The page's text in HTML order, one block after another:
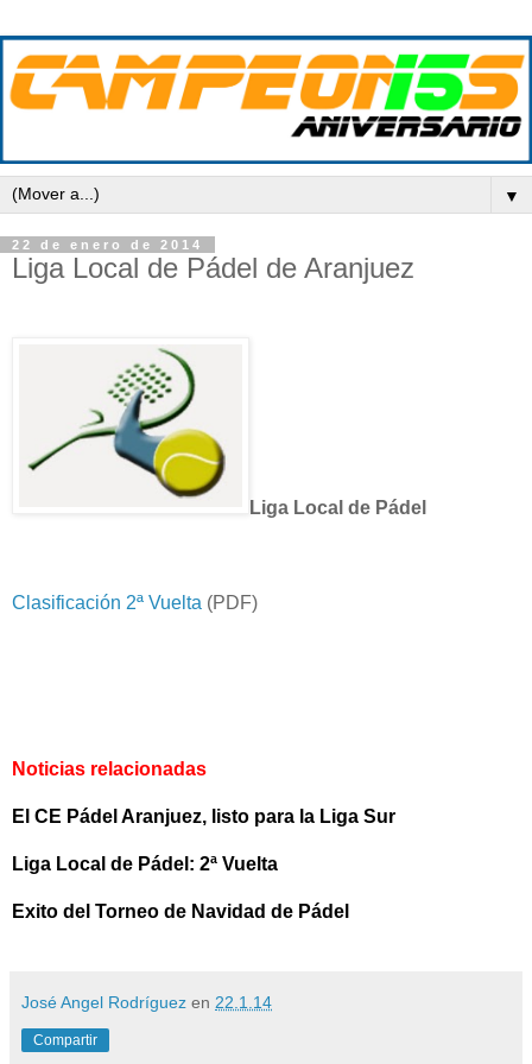
▼
22 de enero de 2014
Liga Local de Pádel de Aranjuez
Liga Local de Pádel
Clasificación 2ª Vuelta (PDF)
Noticias relacionadas
El CE Pádel Aranjuez, listo para la Liga Sur
Liga Local de Pádel: 2ª Vuelta
Exito del Torneo de Navidad de Pádel
José Angel Rodríguez en 22.1.14
Compartir